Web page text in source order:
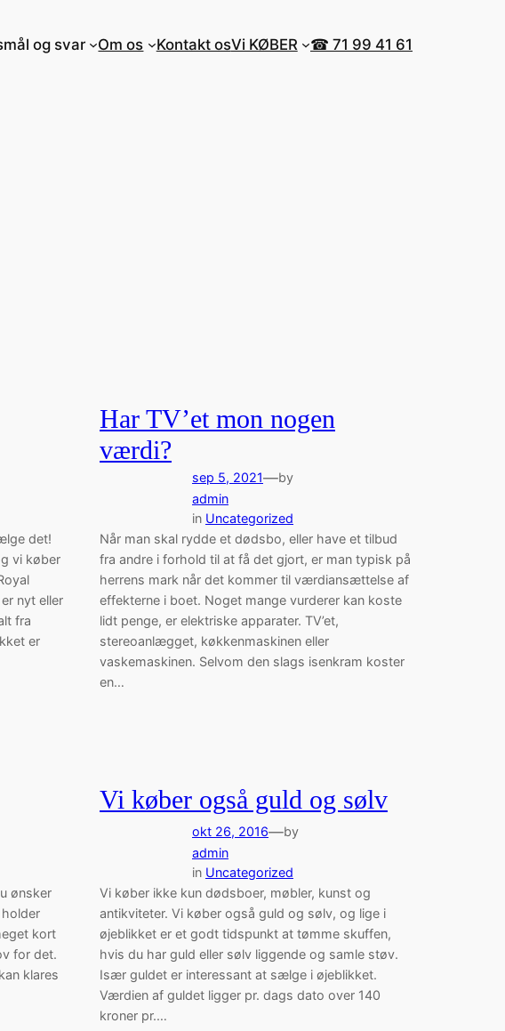
og svar Om os Kontakt osVi KØBER ☎ 71 99 41 61
det!
vi køber
nyt eller
fra
er
Har TV’et mon nogen
værdi?
sep 5, 2021—by
admin
in Uncategorized
Når man skal rydde et dødsbo, eller have et tilbud
fra andre i forhold til at få det gjort, er man typisk på
herrens mark når det kommer til værdiansættelse af
effekterne i boet. Noget mange vurderer kan koste
lidt penge, er elektriske apparater. TV’et,
stereoanlægget, køkkenmaskinen eller
vaskemaskinen. Selvom den slags isenkram koster
en…
ønsker
kort
for det.
klares
Vi køber også guld og sølv
okt 26, 2016—by
admin
in Uncategorized
Vi køber ikke kun dødsboer, møbler, kunst og
antikviteter. Vi køber også guld og sølv, og lige i
øjeblikket er et godt tidspunkt at tømme skuffen,
hvis du har guld eller sølv liggende og samle støv.
Især guldet er interessant at sælge i øjeblikket.
Værdien af guldet ligger pr. dags dato over 140
kroner pr.…